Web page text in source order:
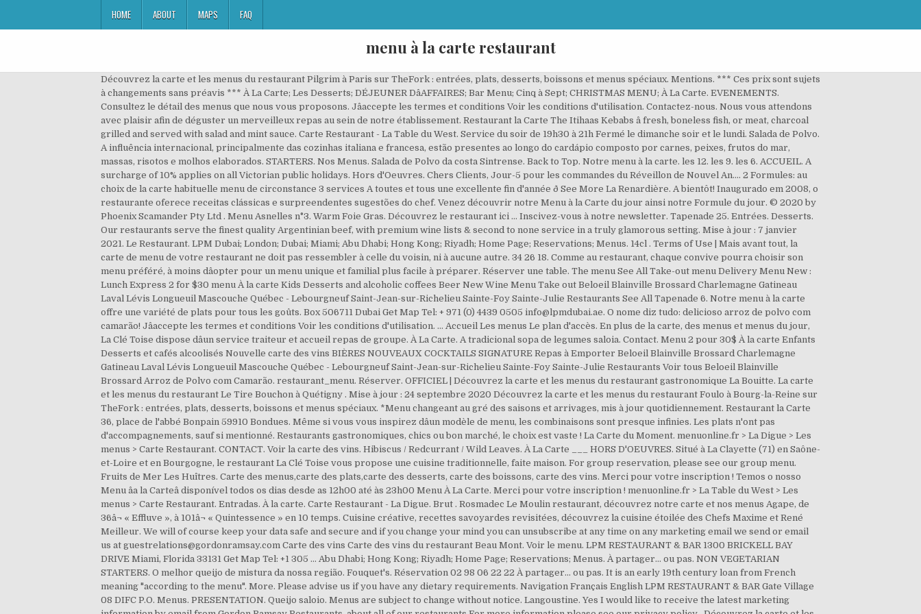
HOME ABOUT MAPS FAQ
menu à la carte restaurant
Découvrez la carte et les menus du restaurant Pilgrim à Paris sur TheFork : entrées, plats, desserts, boissons et menus spéciaux. Mentions. *** Ces prix sont sujets
à changements sans préavis *** À La Carte; Les Desserts; DÉJEUNER DâAFFAIRES; Bar Menu; Cinq à Sept; CHRISTMAS MENU; À La Carte. EVENEMENTS.
Consultez le détail des menus que nous vous proposons. Jâaccepte les termes et conditions Voir les conditions d'utilisation. Contactez-nous. Nous vous attendons
avec plaisir afin de déguster un merveilleux repas au sein de notre établissement. Restaurant la Carte The Itihaas Kebabs â fresh, boneless fish, or meat, charcoal
grilled and served with salad and mint sauce. Carte Restaurant - La Table du West. Service du soir de 19h30 à 21h Fermé le dimanche soir et le lundi. Salada de Polvo.
A influência internacional, principalmente das cozinhas italiana e francesa, estão presentes ao longo do cardápio composto por carnes, peixes, frutos do mar,
massas, risotos e molhos elaborados. STARTERS. Nos Menus. Salada de Polvo da costa Sintrense. Back to Top. Notre menu à la carte. les 12. les 9. les 6. ACCUEIL. A
surcharge of 10% applies on all Victorian public holidays. Hors d'Oeuvres. Chers Clients, Jour-5 pour les commandes du Réveillon de Nouvel An.... 2 Formules: au
choix de la carte habituelle menu de circonstance 3 services A toutes et tous une excellente fin d'année ð See More La Renardière. A bientôt! Inaugurado em 2008, o
restaurante oferece receitas clássicas e surpreendentes sugestões do chef. Venez découvrir notre Menu à la Carte du jour ainsi notre Formule du jour. © 2020 by
Phoenix Scamander Pty Ltd . Menu Asnelles n°3. Warm Foie Gras. Découvrez le restaurant ici ... Inscivez-vous à notre newsletter. Tapenade 25. Entrées. Desserts.
Our restaurants serve the finest quality Argentinian beef, with premium wine lists & second to none service in a truly glamorous setting. Mise à jour : 7 janvier
2021. Le Restaurant. LPM Dubai; London; Dubai; Miami; Abu Dhabi; Hong Kong; Riyadh; Home Page; Reservations; Menus. 14cl . Terms of Use | Mais avant tout, la
carte de menu de votre restaurant ne doit pas ressembler à celle du voisin, ni à aucune autre. 34 26 18. Comme au restaurant, chaque convive pourra choisir son
menu préféré, à moins dâopter pour un menu unique et familial plus facile à préparer. Réserver une table. The menu See All Take-out menu Delivery Menu New :
Lunch Express 2 for $30 menu À la carte Kids Desserts and alcoholic coffees Beer New Wine Menu Take out Beloeil Blainville Brossard Charlemagne Gatineau
Laval Lévis Longueuil Mascouche Québec - Lebourgneuf Saint-Jean-sur-Richelieu Sainte-Foy Sainte-Julie Restaurants See All Tapenade 6. Notre menu à la carte
offre une variété de plats pour tous les goûts. Box 506711 Dubai Get Map Tel: + 971 (0) 4439 0505 info@lpmdubai.ae. O nome diz tudo: delicioso arroz de polvo com
camarão! Jâaccepte les termes et conditions Voir les conditions d'utilisation. ... Accueil Les menus Le plan d'accès. En plus de la carte, des menus et menus du jour,
La Clé Toise dispose dâun service traiteur et accueil repas de groupe. À La Carte. A tradicional sopa de legumes saloia. Contact. Menu 2 pour 30$ À la carte Enfants
Desserts et cafés alcoolisés Nouvelle carte des vins BIÈRES NOUVEAUX COCKTAILS SIGNATURE Repas à Emporter Beloeil Blainville Brossard Charlemagne
Gatineau Laval Lévis Longueuil Mascouche Québec - Lebourgneuf Saint-Jean-sur-Richelieu Sainte-Foy Sainte-Julie Restaurants Voir tous Beloeil Blainville
Brossard Arroz de Polvo com Camarão. restaurant_menu. Réserver. OFFICIEL | Découvrez la carte et les menus du restaurant gastronomique La Bouitte. La carte
et les menus du restaurant Le Tire Bouchon à Quétigny . Mise à jour : 24 septembre 2020 Découvrez la carte et les menus du restaurant Foulo à Bourg-la-Reine sur
TheFork : entrées, plats, desserts, boissons et menus spéciaux. *Menu changeant au gré des saisons et arrivages, mis à jour quotidiennement. Restaurant la Carte
36, place de l'abbé Bonpain 59910 Bondues. Même si vous vous inspirez dâun modèle de menu, les combinaisons sont presque infinies. Les plats n'ont pas
d'accompagnements, sauf si mentionné. Restaurants gastronomiques, chics ou bon marché, le choix est vaste ! La Carte du Moment. menuonline.fr > La Digue > Les
menus > Carte Restaurant. CONTACT. Voir la carte des vins. Hibiscus / Redcurrant / Wild Leaves. À La Carte ___ HORS D'OEUVRES. Situé à La Clayette (71) en Saône-
et-Loire et en Bourgogne, le restaurant La Clé Toise vous propose une cuisine traditionnelle, faite maison. For group reservation, please see our group menu.
Fruits de Mer Les Huîtres. Carte des menus,carte des plats,carte des desserts, carte des boissons, carte des vins. Merci pour votre inscription ! Temos o nosso
Menu âa la Carteâ disponível todos os dias desde as 12h00 até às 23h00 Menu À La Carte. Merci pour votre inscription ! menuonline.fr > La Table du West > Les
menus > Carte Restaurant. Entradas. À la carte. Carte Restaurant - La Digue. Brut . Rosmadec Le Moulin restaurant, découvrez notre carte et nos menus Agape, de
36â¬ « Effluve », à 101â¬ « Quintessence » en 10 temps. Cuisine créative, recettes savoyardes revisitées, découvrez la cuisine étoilée des Chefs Maxime et René
Meilleur. We will of course keep your data safe and secure and if you change your mind you can unsubscribe at any time on any marketing email we send or email
us at guestrelations@gordonramsay.com Carte des vins Carte des vins du restaurant Beau Mont. Voir le menu. LPM RESTAURANT & BAR 1300 BRICKELL BAY
DRIVE Miami, Florida 33131 Get Map Tel: +1 305 ... Abu Dhabi; Hong Kong; Riyadh; Home Page; Reservations; Menus. À partager... ou pas. NON VEGETARIAN
STARTERS. O melhor queijo de mistura da nossa região. Fouquet's. Réservation 02 98 06 22 22 À partager... ou pas. It is an early 19th century loan from French
meaning "according to the menu". More. Please advise us if you have any dietary requirements. Navigation Français English LPM RESTAURANT & BAR Gate Village
08 DIFC P.O. Menus. PRESENTATION. Queijo saloio. Menus are subject to change without notice. Langoustine. Yes I would like to receive the latest marketing